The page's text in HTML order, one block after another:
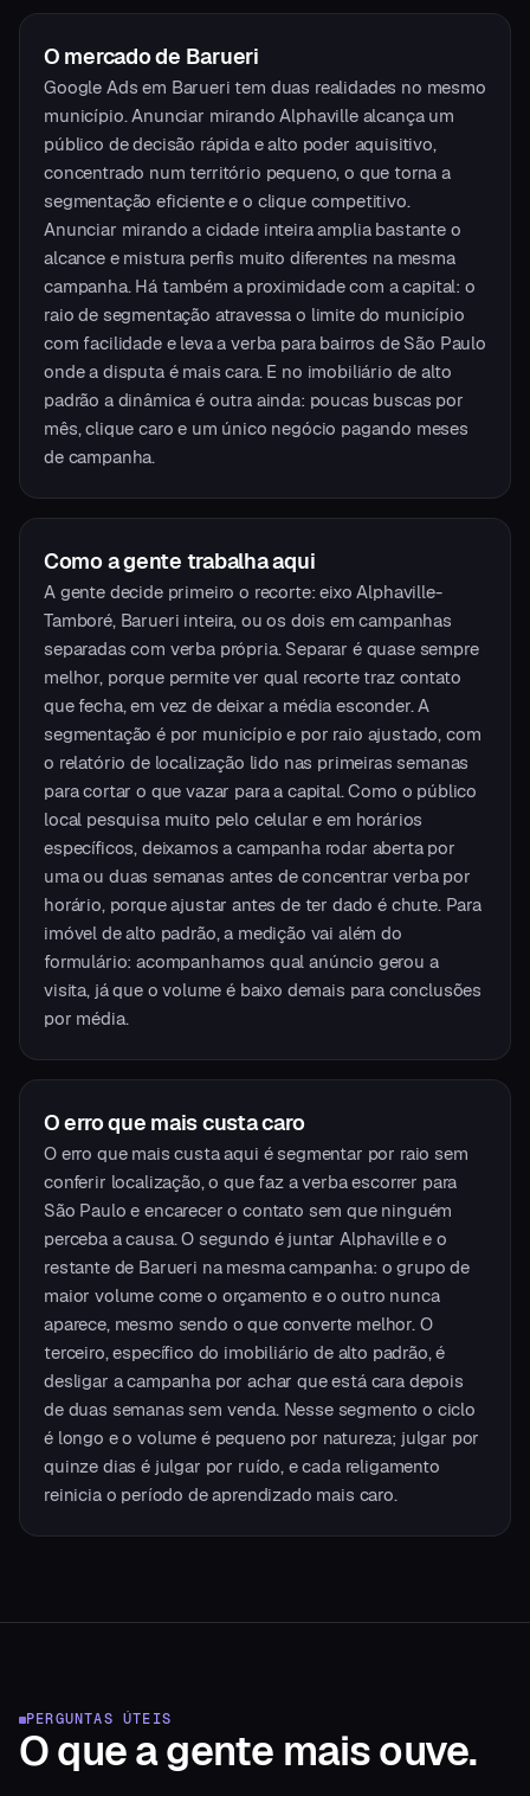
O mercadode Barueri
Google Ads em Barueri tem duas realidades no mesmo
município. Anunciar mirando Alphaville alcança um
público de decisão rápida e alto poder aquisitivo,
concentrado num território pequeno, o que torna a
segmentação eficiente e o clique competitivo.
Anunciar mirando a cidade inteira amplia bastante o
alcance e mistura perfis muito diferentes na mesma
campanha. Há também a proximidade com a capital: o
raio de segmentação atravessa o limite do município
com facilidade e leva a verba para bairros de São Paulo
onde a disputa é mais cara. E no imobiliário de alto
padrão a dinâmica é outra ainda: poucas buscas por
mês, clique caro e um único negócio pagando meses
de campanha.
Como a gente trabalha aqui
A gente decide primeiro o recorte: eixo Alphaville-
Tamboré, Barueri inteira, ou os dois em campanhas
separadas com verba própria. Separar é quase sempre
melhor, porque permite ver qual recorte traz contato
que fecha, em vez de deixar a média esconder. A
segmentação é por município e por raio ajustado, com
o relatório de localização lido nas primeiras semanas
para cortar o que vazar para a capital. Como o público
local pesquisa muito pelo celular e em horários
específicos, deixamos a campanha rodar aberta por
uma ou duas semanas antes de concentrar verba por
horário, porque ajustar antes de ter dado é chute. Para
imóvel de alto padrão, a medição vai além do
formulário: acompanhamos qual anúncio gerou a
visita, já que o volume é baixo demais para conclusões
por média.
O erro que mais custa caro
O erro que mais custa aqui é segmentar por raio sem
conferir localização, o que faz a verba escorrer para
São Paulo e encarecer o contato sem que ninguém
perceba a causa. O segundo é juntar Alphaville e o
restante de Barueri na mesma campanha: o grupo de
maior volume come o orçamento e o outro nunca
aparece, mesmo sendo o que converte melhor. O
terceiro, específico do imobiliário de alto padrão, é
desligar a campanha por achar que está cara depois
de duas semanas sem venda. Nesse segmento o ciclo
é longo e o volume é pequeno por natureza; julgar por
quinze dias é julgar por ruído, e cada religamento
reinicia o período de aprendizado mais caro.
PERGUNTAS ÚTEIS
O que a gente mais ouve.